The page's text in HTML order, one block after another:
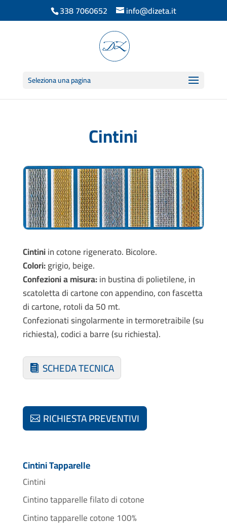
338 7060652 info@dizeta.it
Seleziona una pagina
Cintini
Cintiniin cotone rigenerato. Bicolore.
Colori:grigio, beige.
Confezioni a misura:in bustina di polietilene, in
scatoletta di cartone con appendino, con fascetta
di cartone, rotoli da 50 mt.
Confezionati singolarmente in termoretraibile (su
richiesta), codici a barre (su richiesta).
SCHEDA TECNICA
RICHIESTA PREVENTIVI
Cintini Tapparelle
Cintini
Cintino tapparelle filato di cotone
Cintino tapparelle cotone 100%